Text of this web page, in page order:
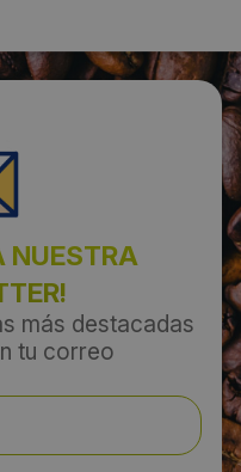
NUESTRA
más destacadas
tu correo